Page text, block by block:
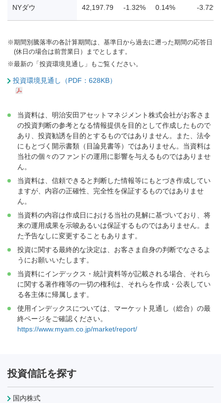
NYダウ 42,197.79 -1.32% 0.14% -3.72%
※期間別騰落率の各計算期間は、基準日から過去に遡った期間の応答日
(休日の場合は前営業日）までとします。
※最新の「投資環境見通し」もご覧ください。
投資環境見通し（PDF：628KB）
当資料は、明治安田アセットマネジメント株式会社がお客さま
の投資判断の参考となる情報提供を目的として作成したもので
あり、投資勧誘を目的とするものではありません。また、法令
にもとづく開示書類（目論見書等）ではありません。当資料は
当社の個々のファンドの運用に影響を与えるものではありませ
ん。
当資料は、信頼できると判断した情報等にもとづき作成してい
ますが、内容の正確性、完全性を保証するものではありませ
ん。
当資料の内容は作成日における当社の見解に基づいており、将
来の運用成果を示唆あるいは保証するものではありません。ま
た予告なしに変更することもあります。
投資に関する最終的な決定は、お客さま自身の判断でなさるよ
うにお願いいたします。
当資料にインデックス・統計資料等が記載される場合、それら
に関する著作権等の一切の権利は、それらを作成・公表してい
る各主体に帰属します。
使用インデックスについては、マーケット見通し（総合）の最
終ページをご確認ください。
https://www.myam.co.jp/market/report/
投資信託を探す
国内株式